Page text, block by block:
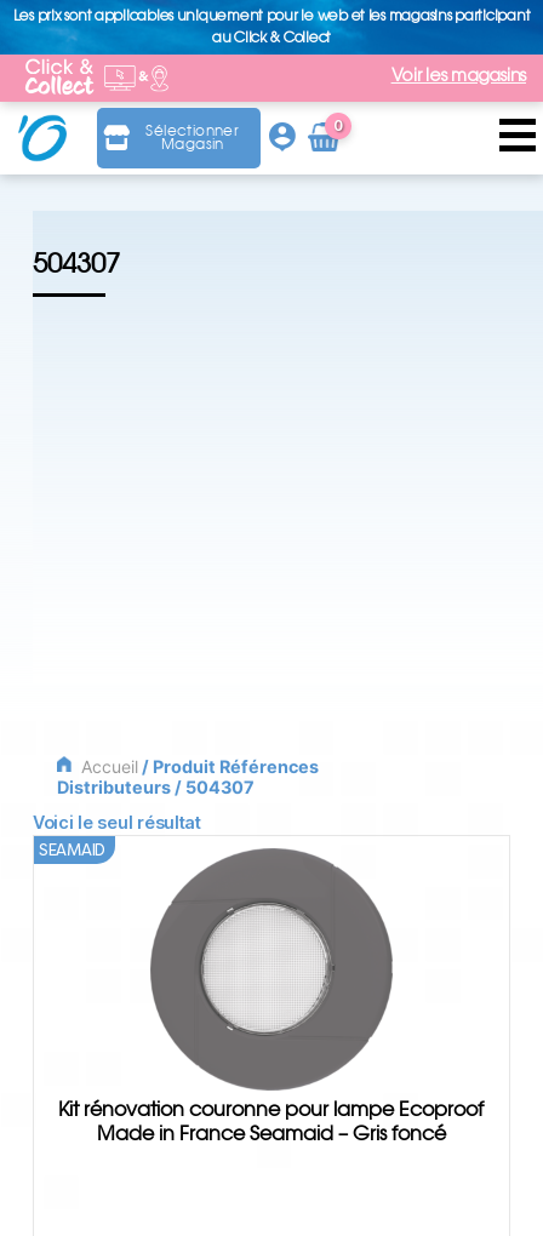
Les prix sont applicables uniquement pour le web et les magasins participant
au Click & Collect
Voir les magasins
Sélectionner
Magasin
0
Arti
cle
504307
Accueil/ Produit Références
Distributeurs / 504307
Voici le seul résultat
Kit rénovation couronne pour lampe Ecoproof
Made in France Seamaid – Gris foncé
SEAMAID